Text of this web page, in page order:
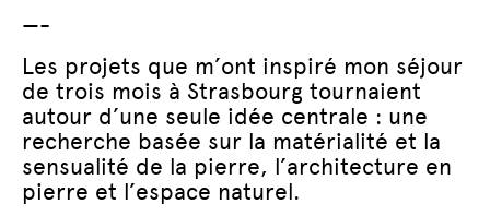
—-
Les projets que m’ont inspiré mon séjour
de trois mois à Strasbourg tournaient
autour d’une seule idée centrale : une
recherche basée sur la matérialité et la
sensualité de la pierre, l’architecture en
pierre et l’espace naturel.